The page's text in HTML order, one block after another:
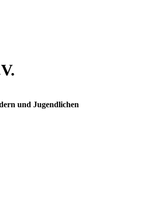
und Jugendlichen